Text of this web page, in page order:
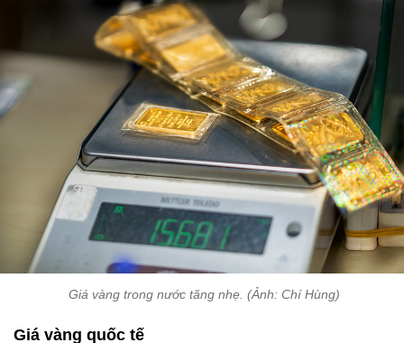
Giá vàng trong nước tăng nhẹ. (Ảnh: Chí Hùng)
Giá vàng quốc tế